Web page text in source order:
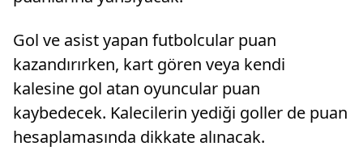
Gol ve asist yapan futbolcular puan
kazandırırken, kart gören veya kendi
kalesine gol atan oyuncular puan
kaybedecek. Kalecilerin yediği goller de puan
hesaplamasında dikkate alınacak.